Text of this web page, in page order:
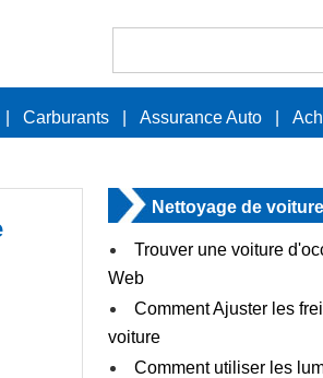
Carburants Assurance Auto
Nettoyage de voiture
Trouver une voiture
Web
Comment Ajuster les
voiture
Comment utiliser les